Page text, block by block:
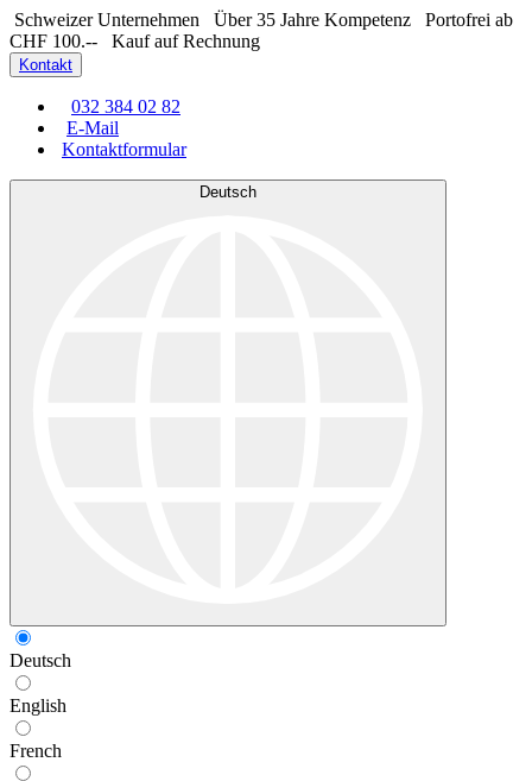
Schweizer Unternehmen Über 35 Jahre Kompetenz
Portofrei ab
CHF 100.--
Kauf auf Rechnung
Kontakt
032 384 02 82
E-Mail
Kontaktformular
Deutsch
Deutsch
English
French